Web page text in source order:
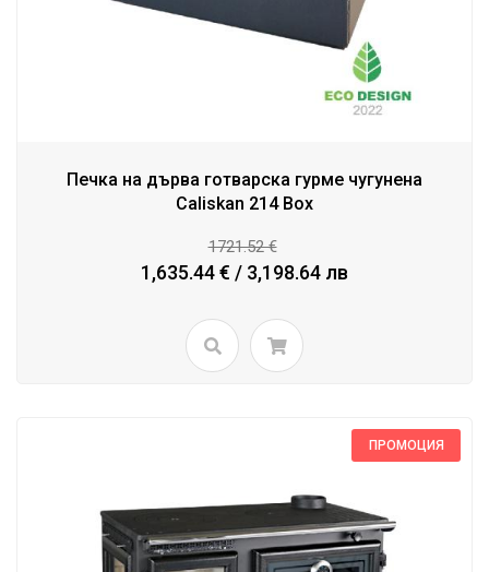
Печка на дърва готварска гурме чугунена
Caliskan 214 Box
1721.52 €
1,635.44 € / 3,198.64 лв
ПРОМОЦИЯ